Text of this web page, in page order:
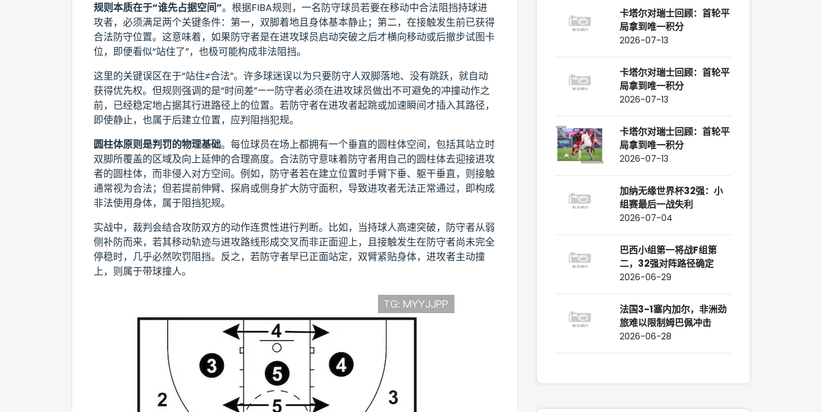
规则本质在于“谁先占据空间”。根据FIBA规则，一名防守球员若要在移动中合法阻挡持球进
攻者，必须满足两个关键条件：第一，双脚着地且身体基本静止；第二，在接触发生前已获得
合法防守位置。这意味着，如果防守者是在进攻球员启动突破之后才横向移动或后撤步试图卡
位，即便看似“站住了”，也极可能构成非法阻挡。
这里的关键误区在于“站住≠合法”。许多球迷误以为只要防守人双脚落地、没有跳跃，就自动
获得优先权。但规则强调的是“时间差”——防守者必须在进攻球员做出不可避免的冲撞动作之
前，已经稳定地占据其行进路径上的位置。若防守者在进攻者起跳或加速瞬间才插入其路径，
即使静止，也属于后建立位置，应判阻挡犯规。
圆柱体原则是判罚的物理基础。每位球员在场上都拥有一个垂直的圆柱体空间，包括其站立时
双脚所覆盖的区域及向上延伸的合理高度。合法防守意味着防守者用自己的圆柱体去迎接进攻
者的圆柱体，而非侵入对方空间。例如，防守者若在建立位置时手臂下垂、躯干垂直，则接触
通常视为合法；但若提前伸臂、探肩或侧身扩大防守面积，导致进攻者无法正常通过，即构成
非法使用身体，属于阻挡犯规。
实战中，裁判会结合攻防双方的动作连贯性进行判断。比如，当持球人高速突破，防守者从弱
侧补防而来，若其移动轨迹与进攻路线形成交叉而非正面迎上，且接触发生在防守者尚未完全
停稳时，几乎必然吹罚阻挡。反之，若防守者早已正面站定，双臂紧贴身体，进攻者主动撞
上，则属于带球撞人。
卡塔尔对瑞士回顾：首轮平
局拿到唯一积分
2026-07-13
卡塔尔对瑞士回顾：首轮平
局拿到唯一积分
2026-07-13
卡塔尔对瑞士回顾：首轮平
局拿到唯一积分
2026-07-13
加纳无缘世界杯32强：小
组赛最后一战失利
2026-07-04
巴西小组第一将战F组第
二，32强对阵路径确定
2026-06-29
法国3-1塞内加尔，非洲劲
旅难以限制姆巴佩冲击
2026-06-28